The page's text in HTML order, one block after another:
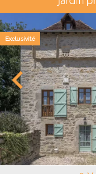
Exclusivité